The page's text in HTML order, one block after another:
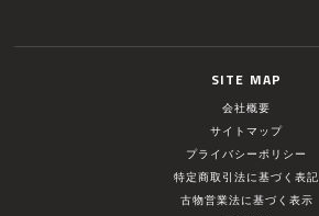
SITE MAP
会社概要
サイトマップ
プライバシーポリシー
特定商取引法に基づく表記
古物営業法に基づく表示